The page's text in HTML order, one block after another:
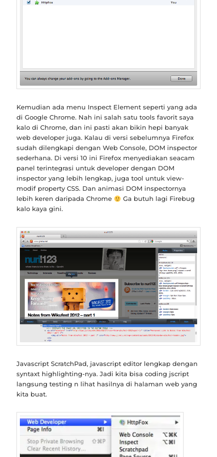
Kemudian ada menu Inspect Element seperti yang ada
di Google Chrome. Nah ini salah satu tools favorit saya
kalo di Chrome, dan ini pasti akan bikin hepi banyak
web developer juga. Kalau di versi sebelumnya Firefox
sudah dilengkapi dengan Web Console, DOM inspector
sederhana. Di versi 10 ini Firefox menyediakan seacam
panel terintegrasi untuk developer dengan DOM
inspector yang lebih lengkap, juga tool untuk view-
modif property CSS. Dan animasi DOM inspectornya
lebih keren daripada Chrome
Ga butuh lagi Firebug
kalo kaya gini.
Javascript ScratchPad, javascript editor lengkap dengan
syntaxt highlighting-nya. Jadi kita bisa coding jscript
langsung testing n lihat hasilnya di halaman web yang
kita buat.